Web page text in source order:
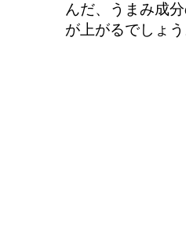
んだ、うまみ成
が上がるでしょう